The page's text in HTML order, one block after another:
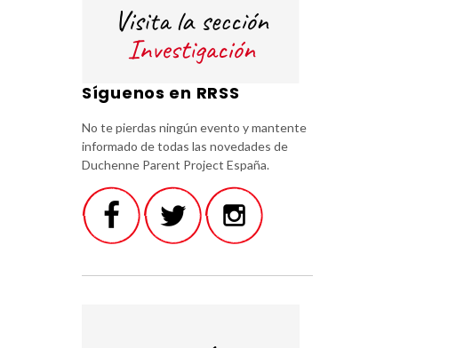
Síguenos en RRSS
No te pierdas ningún evento y mantente
informado de todas las novedades de
Duchenne Parent Project España.